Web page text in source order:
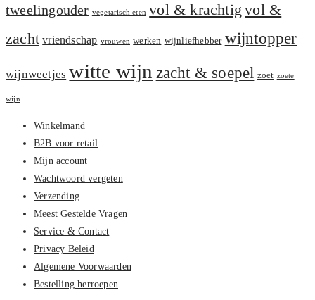
tweelingouder vegetarisch eten vol & krachtig vol &
zacht vriendschap vrouwen werken wijnliefhebber wijntopper
wijnweetjes witte wijn zacht & soepel zoet zoete
wijn
Winkelmand
B2B voor retail
Mijn account
Wachtwoord vergeten
Verzending
Meest Gestelde Vragen
Service & Contact
Privacy Beleid
Algemene Voorwaarden
Bestelling herroepen